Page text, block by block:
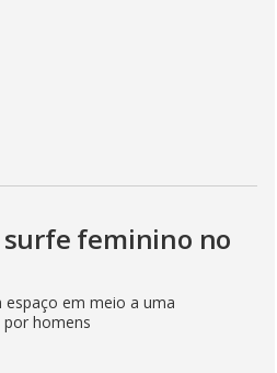
surfe feminino no
espaço em meio a uma
homens